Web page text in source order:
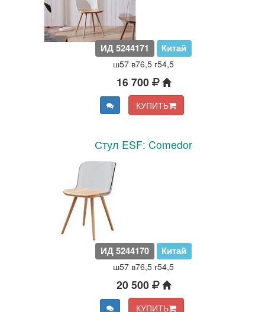
ИД 5244171 Китай
ш57 в76,5 г54,5
16 700
КУПИТЬ
Стул ESF: Comedor
ИД 5244170 Китай
ш57 в76,5 г54,5
20 500
КУПИТЬ